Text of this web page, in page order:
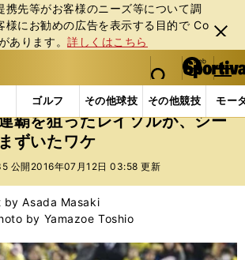
携先等がお客様のニーズ等について調
様にお勧めの広告を表⽰する⽬的で Co
あります。詳しくはこちら
閉じ
る
web Sportiva (webスポルティーバ)
検索
マイペ
ー
ジ
メニュ
ゴルフ その他球技 その他競技 モー
事一覧 Jリーグ他 Jリーグ 【Ｊリ
覇を狙ったレイソルが、シー
ずいたワケ
公開 2016年07月12日 03:58 更新
Asada Masaki
by Yamazoe Toshio